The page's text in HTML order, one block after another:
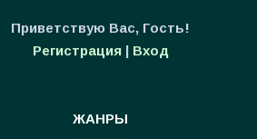
Приветствую Вас, Гость!
Регистрация| Вход
ЖАНРЫ